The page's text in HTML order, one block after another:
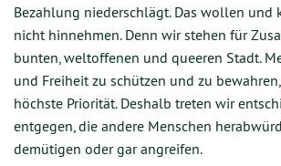
Bezahlung niederschlägt. Das wollen und
nicht hinnehmen. Denn wir stehen für
bunten, weltoffenen und queeren Stadt.
und Freiheit zu schützen und zu
höchste Priorität. Deshalb treten wir
entgegen, die andere Menschen
demütigen oder gar angreifen.